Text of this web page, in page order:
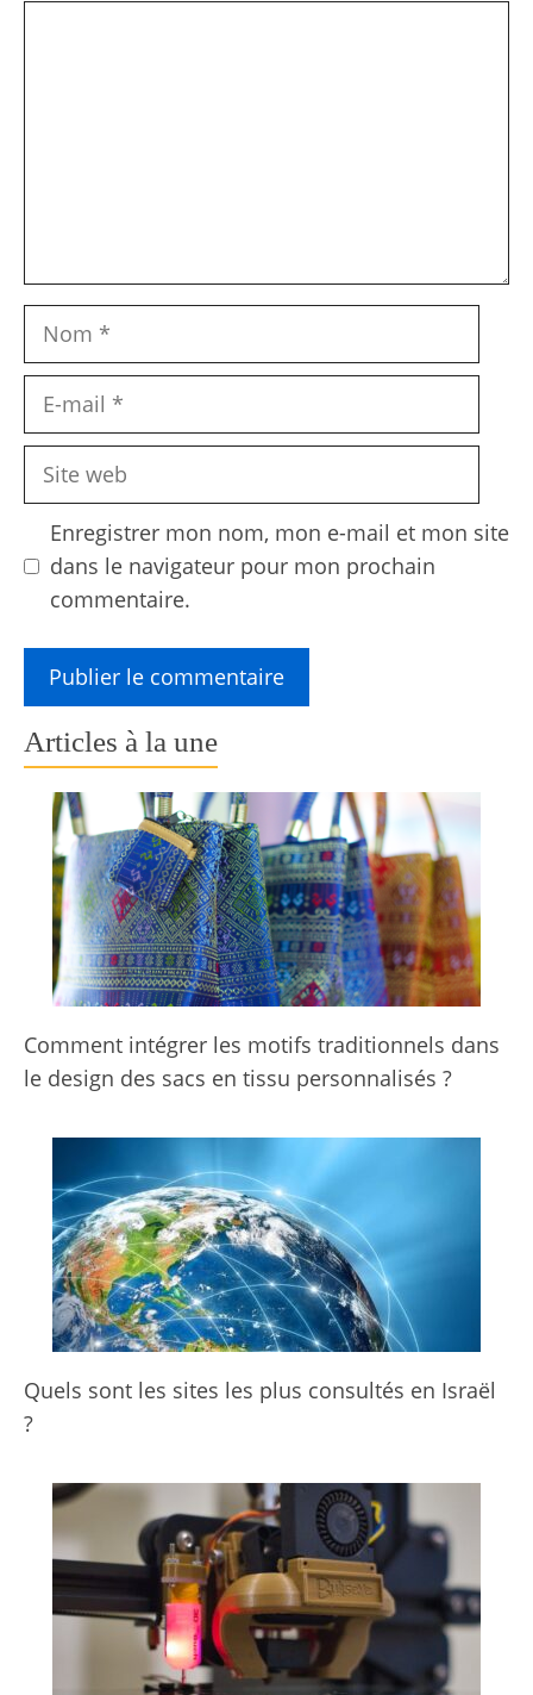
Nom
Site
Enregistrer mon nom, mon e-mail et mon site
dans le navigateur pour mon prochain
commentaire.
Articles à la une
Comment intégrer les motifs traditionnels dans
le design des sacs en tissu personnalisés ?
Quels sont les sites les plus consultés en Israël
?